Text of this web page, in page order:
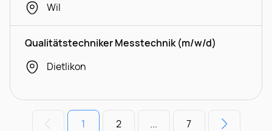
Wil
Qualitätstechniker Messtechnik (m/w/d)
Dietlikon
1 2 ... 7